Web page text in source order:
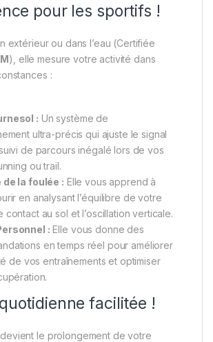
pour les sportifs !
extérieur ou dans l’eau (Certifiée
), elle mesure votre activité dans
:
: Un système de
ultra-précis qui ajuste le signal
de parcours inégalé lors de vos
ou trail.
de la foulée : Elle vous apprend à
en analysant l’équilibre de votre
contact au sol et l’oscillation verticale.
: Elle vous donne des
en temps réel pour améliorer
de vos entraînements et optimiser
facilitée !
le prolongement de votre